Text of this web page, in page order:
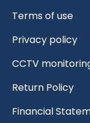
Terms of use
Privacy policy
CCTV
Return Policy
Financial